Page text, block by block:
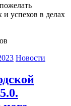
и успехов в делах
Новости